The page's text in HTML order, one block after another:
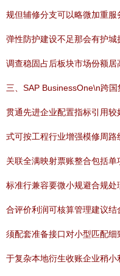
规但辅修分支可以略微加重
弹性防护建设不足那会有护
调查稳固占后板块市场份额
三、SAP BusinessOne\n跨
贯通先进企业配置指标引用
式可按工程行业增强模修周
关联全满映射票账整合包括
标准行兼容要微小规避合规
合评价利润可核算管理建议
须配套准备接口对小型匹配
于复杂本地衍生收账企业稍